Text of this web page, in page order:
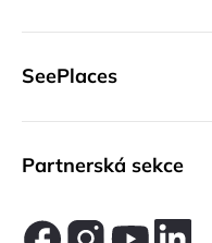
SeePlaces
Partnerská sekce